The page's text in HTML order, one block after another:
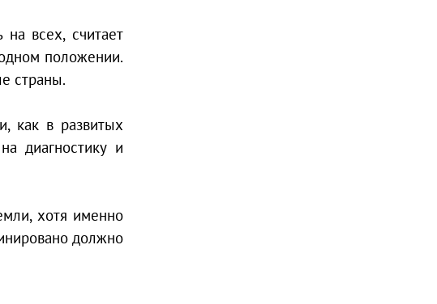
всех, считает
положении.
страны.
как в развитых
диагностику и
хотя именно
должно